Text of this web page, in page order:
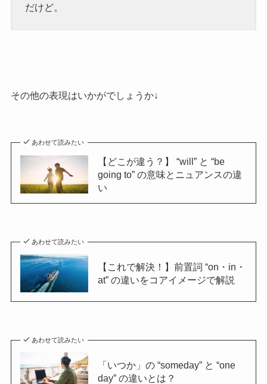
だけど。
その他の表現はいかがでしょうか↓
あわせて読みたい
【どこが違う？】 “will” と “be
going to” の意味とニュアンスの違
い
あわせて読みたい
【これで解決！】前置詞 “on・in・
at” の違いをコアイメージで解説
あわせて読みたい
「いつか」の “someday” と “one
day” の違いとは？